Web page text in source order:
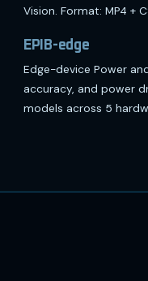
Vision. Format: MP4 +
EPIB-edge
Edge-device Power
accuracy, and power
models across 5